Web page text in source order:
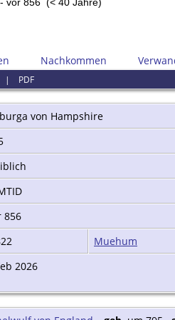
Nachkommen
| PDF
von Hampshire
856
Muehum
2026